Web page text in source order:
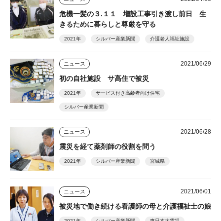
危機一髪の３.１１ 増設工事引き渡し前日 生
きるために暮らしと尊厳を守る
2021年 シルバー産業新聞 介護老人福祉施設
ニュース 2021/06/29
初の自社施設 サ高住で被災
2021年 サービス付き高齢者向け住宅
シルバー産業新聞
ニュース 2021/06/28
震災を経て薬剤師の役割を問う
2021年 シルバー産業新聞 宮城県
ニュース 2021/06/01
被災地で働き続ける看護師の母と介護福祉士の娘